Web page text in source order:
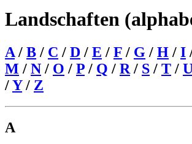
Landschaften
A / B / C / D / E / F / G / H / I
M / N / O / P / Q / R / S / T /
/Y/ Z
A